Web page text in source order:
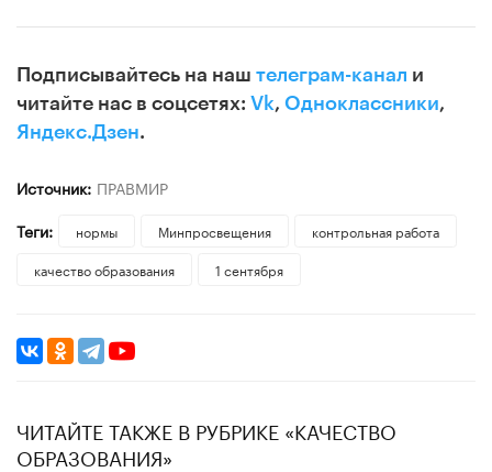
Подписывайтесь на наш телеграм-канал и
читайте нас в соцсетях: Vk, Одноклассники,
Яндекс.Дзен.
Источник: ПРАВМИР
Теги:
нормы Минпросвещения
контрольная работа
качество образования
1 сентября
ЧИТАЙТЕ ТАКЖЕ В РУБРИКЕ «КАЧЕСТВО
ОБРАЗОВАНИЯ»